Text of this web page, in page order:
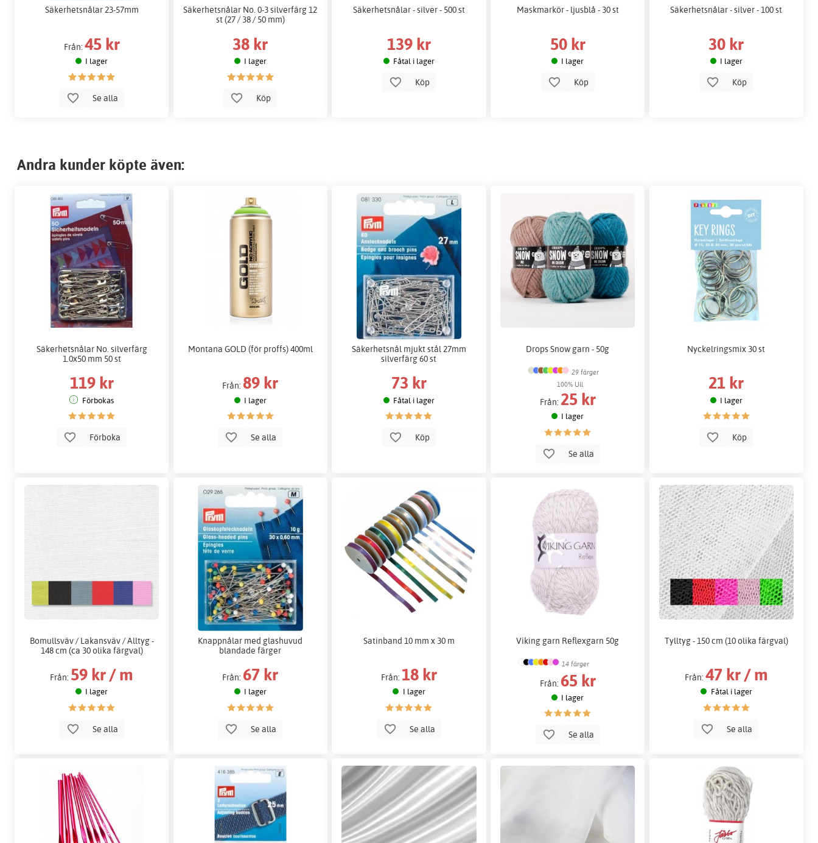
Säkerhetsnålar 23-57mm
Från: 45 kr
I lager
Se alla
Säkerhetsnålar No. 0-3 silverfärg 12
st (27 / 38 / 50 mm)
38 kr
I lager
Köp
Säkerhetsnålar - silver - 500 st
139 kr
Fåtal i lager
Köp
Maskmarkör - ljusblå - 30 st
50 kr
I lager
Köp
Säkerhetsnålar - silver - 100 st
30 kr
I lager
Köp
Andra kunder köpte även:
Säkerhetsnålar No. silverfärg
1.0x50 mm 50 st
119 kr
Förbokas
Förboka
Montana GOLD (för proffs) 400ml
Från:89 kr
I lager
Se alla
Säkerhetsnål mjukt stål 27mm
silverfärg 60 st
73 kr
Fåtal i lager
Köp
Drops Snow garn - 50g
29 färger
100% Ull
Från: 25 kr
I lager
Se alla
Nyckelringsmix 30 st
21 kr
I lager
Köp
Bomullsväv / Lakansväv / Alltyg -
148 cm (ca 30 olika färgval)
Från: 59 kr / m
I lager
Se alla
Knappnålar med glashuvud
blandade färger
Från: 67 kr
I lager
Se alla
Satinband 10 mm x 30 m
Från: 18 kr
I lager
Se alla
Viking garn Reflexgarn 50g
14 färger
Från: 65 kr
I lager
Se alla
Tylltyg - 150 cm (10 olika färgval)
Från: 47 kr / m
Fåtal i lager
Se alla